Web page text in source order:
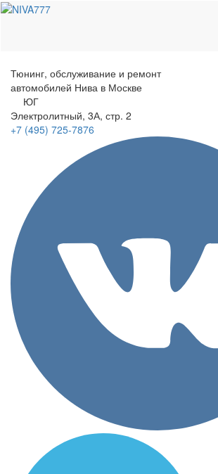
Тюнинг, обслуживание и ремонт
автомобилей Нива в Москве
ЮГ
Электролитный, 3А, стр. 2
+7 (495) 725-7876